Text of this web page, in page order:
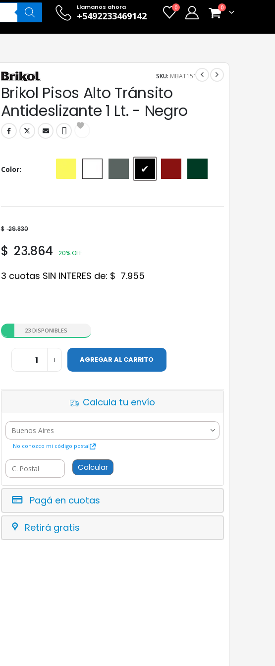
Llamanos ahora
+5492233469142
0 0
Brikol Pisos Alto Tránsito
Antideslizante 1 Lt. - Negro
SKU: MBAT151
Color Negro
$ 29.830
$ 23.864 20% OFF
3 cuotas SIN INTERES de: $ 7.955
23 DISPONIBLES
AGREGAR AL CARRITO
Calcula tu envío
No conozco mi código postal
Calcular
Pagá en cuotas
Retirá gratis